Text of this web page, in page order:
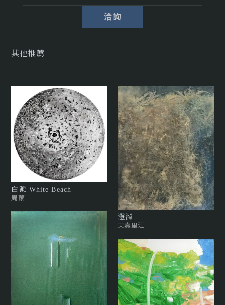
洽詢
其他推薦
白灘 White Beach
周蒙
澄濁
東真里江